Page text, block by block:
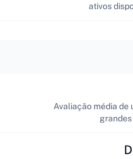
ativos
Avaliação média de